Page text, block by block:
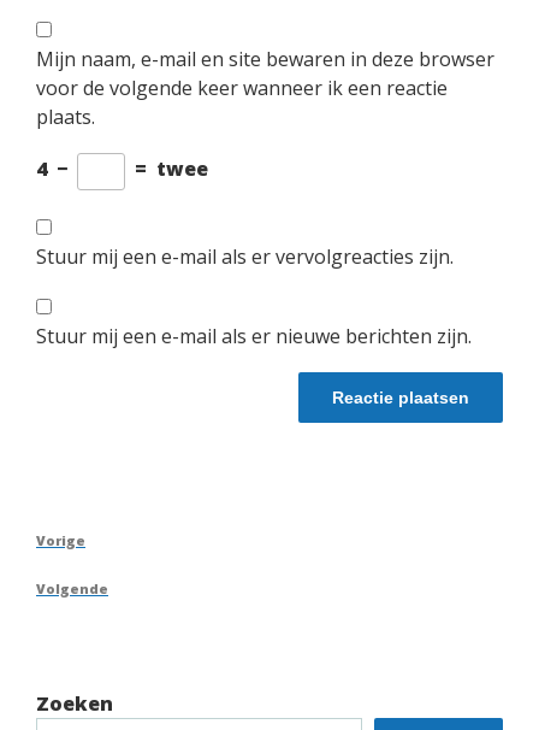
Mijn naam, e-mail en site bewaren in deze browser
voor de volgende keer wanneer ik een reactie
plaats.
4 − = twee
Stuur mij een e-mail als er vervolgreacties zijn.
Stuur mij een e-mail als er nieuwe berichten zijn.
Berichtnavigatie
Vorig
Vorige
Volgend
Volgende
Zoeken